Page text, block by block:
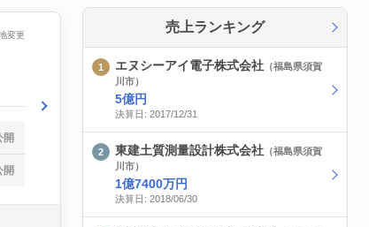
変更
開
開
売上ランキング
エヌシーアイ電子株式会社 （福島県須賀
川市）
5億円
決算日: 2017/12/31
東建土質測量設計株式会社 （福島県須賀
川市）
1億7400万円
決算日: 2018/06/30